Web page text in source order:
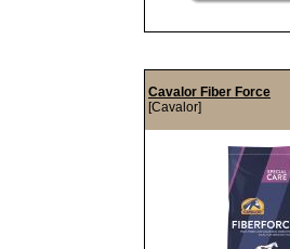
Cavalor Fiber Force
[Cavalor]